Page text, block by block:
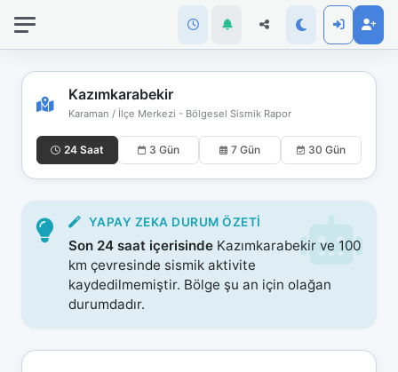
Kazımkarabekir
Karaman / İlçe Merkezi - Bölgesel Sismik Rapor
24 Saat 3 Gün 7 Gün 30 Gün
YAPAY ZEKA DURUM ÖZETI
Son 24 saat içerisinde Kazımkarabekir ve 100
km çevresinde sismik aktivite
kaydedilmemiştir. Bölge şu an için olağan
durumdadır.
bağlantınız
koptu!
Çevrimdışı
moddasınız.